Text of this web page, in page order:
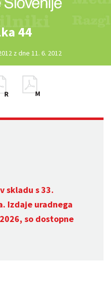
44
z dne 11. 6. 2012
skladu s 33.
Izdaje uradnega
so dostopne